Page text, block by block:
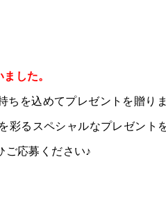
した。
ちを込めてプレゼントを贈り
彩るスペシャルなプレゼント
ご応募ください♪